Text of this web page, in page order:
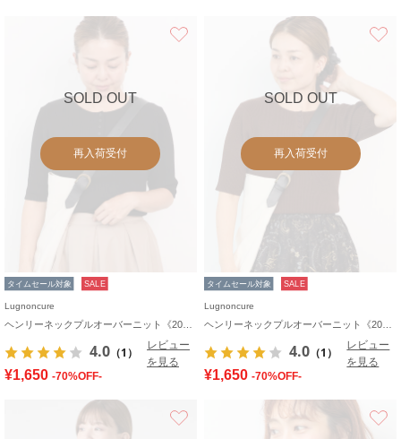
SOLD OUT
再入荷受付
タイムセール対象 SALE
Lugnoncure
4.0 （1）
レビュー
を見る
¥1,650 -70%OFF-
SOLD OUT
再入荷受付
タイムセール対象 SALE
Lugnoncure
4.0 （1）
レビュー
を見る
¥1,650 -70%OFF-